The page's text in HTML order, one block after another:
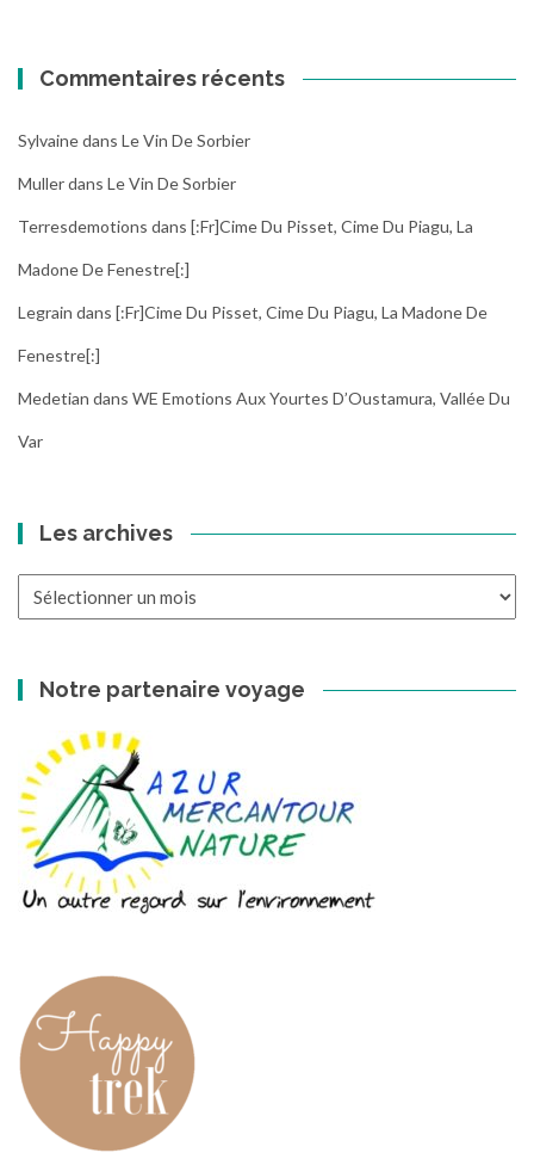
Commentaires récents
Sylvainedans Le Vin De Sorbier
Mullerdans Le Vin De Sorbier
Terresdemotions dans [:fr]Cime Du Pisset, Cime Du Piagu, La
Madone De Fenestre[:]
Legrain dans [:fr]Cime Du Pisset, Cime Du Piagu, La Madone De
Fenestre[:]
Medetian dans WE Emotions Aux Yourtes D’Oustamura, Vallée Du
Var
Les archives
Notre partenaire voyage